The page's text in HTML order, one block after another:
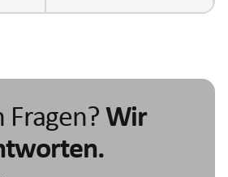
Fragen? Wir